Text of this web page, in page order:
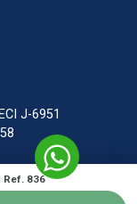
Ref. 836
J-6951
KUROLE